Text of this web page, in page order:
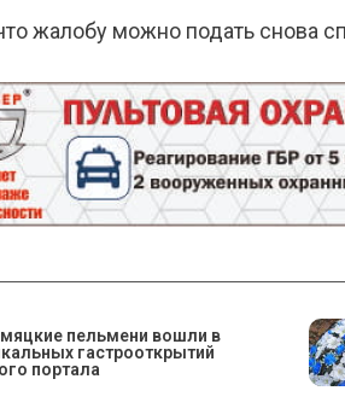
жалобу можно подать снова
пельмени вошли в
гастрооткрытий
портала